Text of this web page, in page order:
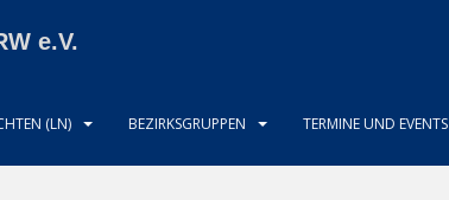
e.V.
(LN) BEZIRKSGRUPPEN TERMINE UND EVENTS